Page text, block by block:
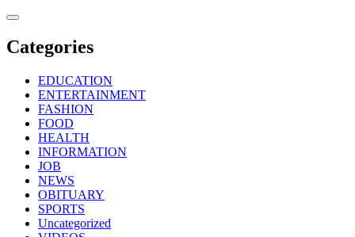
Skip
content
Categories
EDUCATION
ENTERTAINMENT
FASHION
FOOD
HEALTH
INFORMATION
JOB
NEWS
OBITUARY
SPORTS
Uncategorized